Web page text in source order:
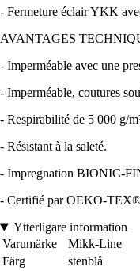
- Fermeture éclair YKK
AVANTAGES
- Imperméable avec une
- Imperméable, coutures
- Respirabilité de 5 000 g/
- Résistant à la saleté.
- Impregnation BIONIC-
- Certifié par OEKO-TEX®
Ytterligare information
Varumärke
Mikk-Line
Färg
stenblå